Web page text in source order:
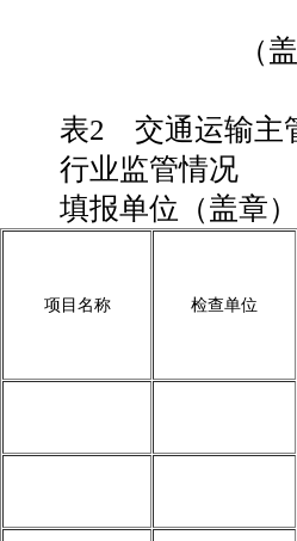
（盖章
表2 交通运输主管
行业监管情况
填报单位（盖章）
项目名称 检查单位